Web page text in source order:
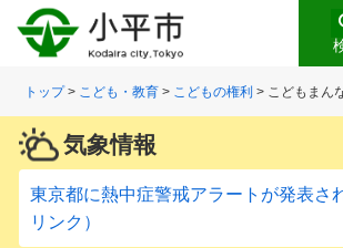
トップ> こども・教育 > こどもの権利 > こどもまん
気象情報
東京都に熱中症警戒アラートが発表さ
リンク）